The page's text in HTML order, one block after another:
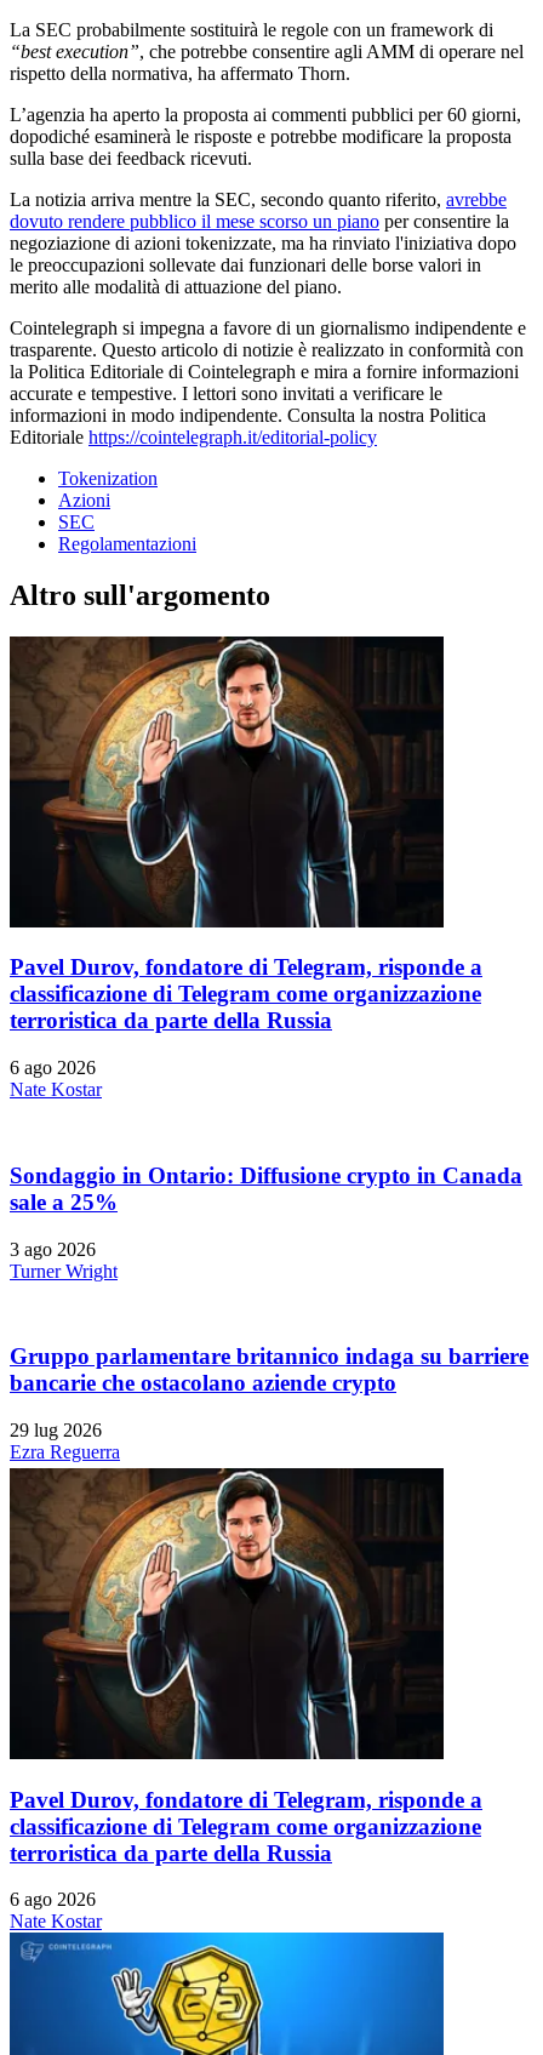
La SEC probabilmente sostituirà le regole con un framework di
“best execution”, che potrebbe consentire agli AMM di operare nel
rispetto della normativa, ha affermato Thorn.
L’agenzia ha aperto la proposta ai commenti pubblici per 60 giorni,
dopodiché esaminerà le risposte e potrebbe modificare la proposta
sulla base dei feedback ricevuti.
La notizia arriva mentre la SEC, secondo quanto riferito, avrebbe
dovuto rendere pubblico il mese scorso un piano per consentire la
negoziazione di azioni tokenizzate, ma ha rinviato l'iniziativa dopo
le preoccupazioni sollevate dai funzionari delle borse valori in
merito alle modalità di attuazione del piano.
Cointelegraph si impegna a favore di un giornalismo indipendente e
trasparente. Questo articolo di notizie è realizzato in conformità con
la Politica Editoriale di Cointelegraph e mira a fornire informazioni
accurate e tempestive. I lettori sono invitati a verificare le
informazioni in modo indipendente. Consulta la nostra Politica
Editoriale https://cointelegraph.it/editorial-policy
Tokenization
Azioni
SEC
Regolamentazioni
Altro sull'argomento
Pavel Durov, fondatore di Telegram, risponde a
classificazione di Telegram come organizzazione
terroristica da parte della Russia
6 ago 2026
Nate Kostar
Sondaggio in Ontario: Diffusione crypto in Canada
sale a 25%
3 ago 2026
Turner Wright
Gruppo parlamentare britannico indaga su barriere
bancarie che ostacolano aziende crypto
29 lug 2026
Ezra Reguerra
Pavel Durov, fondatore di Telegram, risponde a
classificazione di Telegram come organizzazione
terroristica da parte della Russia
6 ago 2026
Nate Kostar